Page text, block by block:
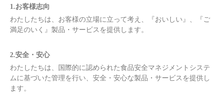
プライバシーポリシー
ソーシャルメディアポリシー
1.お客様志向
わたしたちは、お客様の立場に立って考え、『おいしい』、『ご
満足のいく』製品・サービスを提供します。
2.安全・安心
わたしたちは、国際的に認められた食品安全マネジメントシステ
ムに基づいた管理を行い、安全・安心な製品・サービスを提供し
ます。